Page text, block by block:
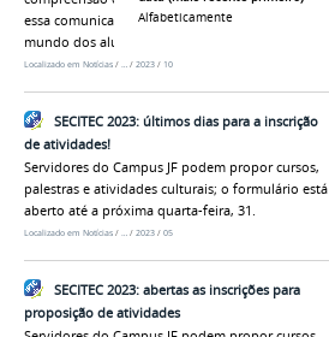
Alfabeticamente
essa comunicação, transformam a visão de
mundo dos alunos.
Localizado em Notícias / / 2023 / 10
SECITEC 2023: últimos dias para a inscrição
de atividades!
Servidores do Campus JF podem propor cursos,
palestras e atividades culturais; o formulário está
aberto até a próxima quarta-feira, 31.
Localizado em Notícias / / 2023 / 05
SECITEC 2023: abertas as inscrições para
proposição de atividades